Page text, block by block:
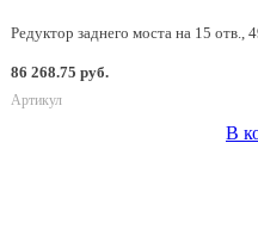
Редуктор заднего моста на 15 отв.,
86 268.75 руб.
Артикул
В